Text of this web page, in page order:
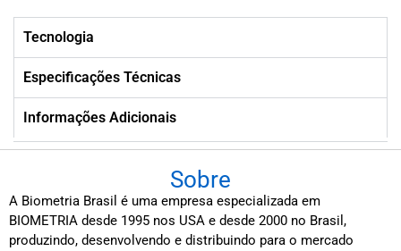
Tecnologia
Especificações Técnicas
Informações Adicionais
Sobre
A Biometria Brasil é uma empresa especializada em
BIOMETRIA desde 1995 nos USA e desde 2000 no Brasil,
produzindo, desenvolvendo e distribuindo para o mercado